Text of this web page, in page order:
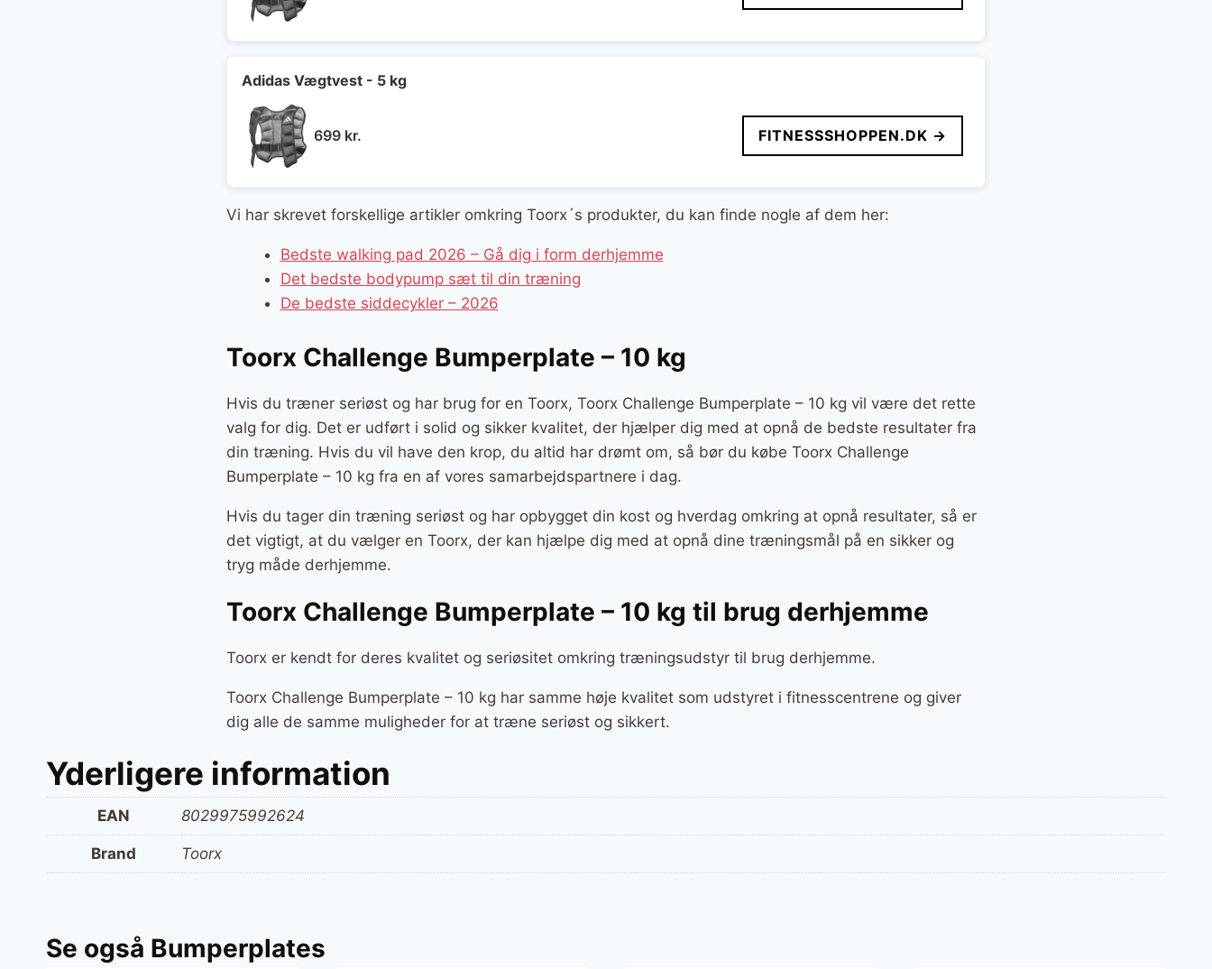
Adidas Vægtvest - 5 kg
699 kr. FITNESSSHOPPEN.DK →
Vi har skrevet forskellige artikler omkring Toorx´s produkter, du kan finde nogle af dem her:
Bedste walking pad 2026 – Gå dig i form derhjemme
Det bedste bodypump sæt til din træning
De bedste siddecykler – 2026
Toorx Challenge Bumperplate – 10 kg
Hvis du træner seriøst og har brug for en Toorx, Toorx Challenge Bumperplate – 10 kg vil være det rette
valg for dig. Det er udført i solid og sikker kvalitet, der hjælper dig med at opnå de bedste resultater fra
din træning. Hvis du vil have den krop, du altid har drømt om, så bør du købe Toorx Challenge
Bumperplate – 10 kg fra en af vores samarbejdspartnere i dag.
Hvis du tager din træning seriøst og har opbygget din kost og hverdag omkring at opnå resultater, så er
det vigtigt, at du vælger en Toorx, der kan hjælpe dig med at opnå dine træningsmål på en sikker og
tryg måde derhjemme.
Toorx Challenge Bumperplate – 10 kg til brug derhjemme
Toorx er kendt for deres kvalitet og seriøsitet omkring træningsudstyr til brug derhjemme.
Toorx Challenge Bumperplate – 10 kg har samme høje kvalitet som udstyret i fitnesscentrene og giver
dig alle de samme muligheder for at træne seriøst og sikkert.
Yderligere information
EAN 8029975992624
Brand Toorx
Se også Bumperplates